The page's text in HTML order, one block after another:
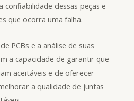
dessas peças e
que ocorra uma falha.
PCBs e a análise de suas
a capacidade de garantir que
aceitáveis e de oferecer
a qualidade de juntas